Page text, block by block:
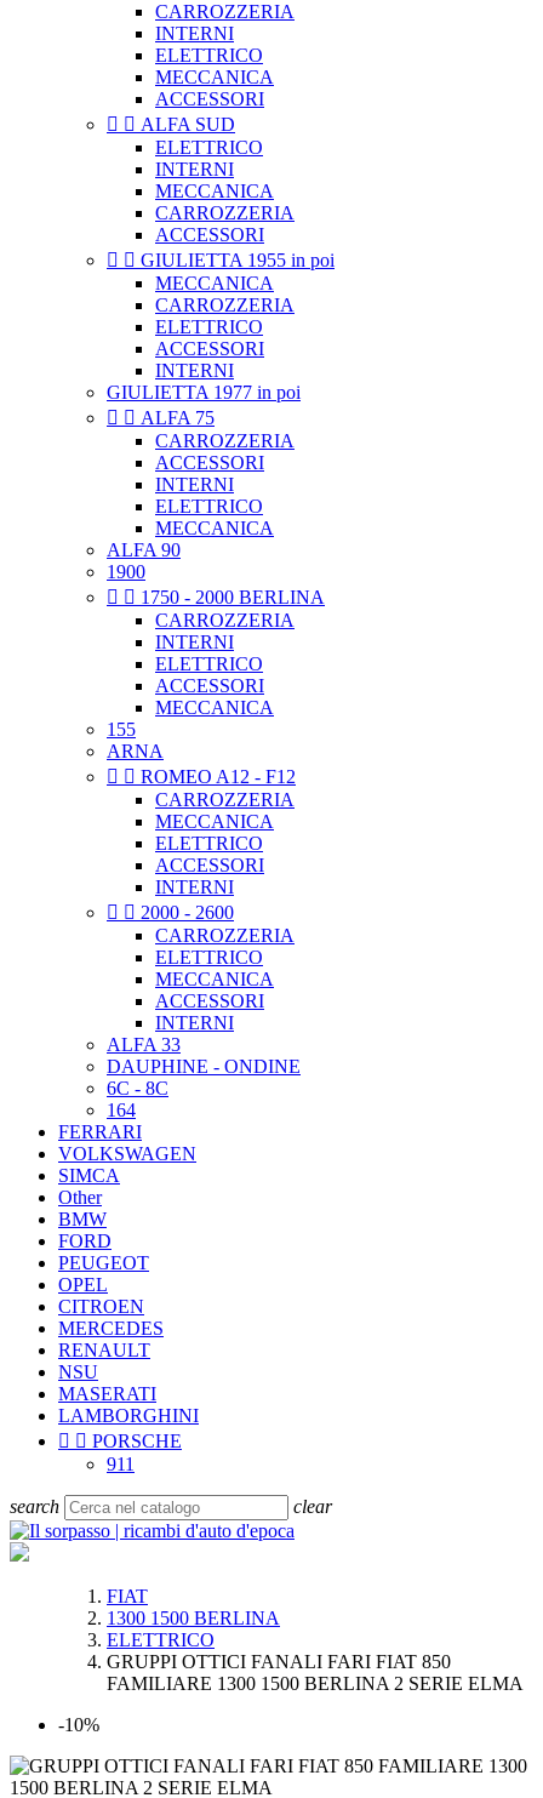
CARROZZERIA
INTERNI
ELETTRICO
MECCANICA
ACCESSORI
  ALFA SUD
ELETTRICO
INTERNI
MECCANICA
CARROZZERIA
ACCESSORI
  GIULIETTA 1955 in poi
MECCANICA
CARROZZERIA
ELETTRICO
ACCESSORI
INTERNI
GIULIETTA 1977 in poi
  ALFA 75
CARROZZERIA
ACCESSORI
INTERNI
ELETTRICO
MECCANICA
ALFA 90
1900
  1750 - 2000 BERLINA
CARROZZERIA
INTERNI
ELETTRICO
ACCESSORI
MECCANICA
155
ARNA
  ROMEO A12 - F12
CARROZZERIA
MECCANICA
ELETTRICO
ACCESSORI
INTERNI
  2000 - 2600
CARROZZERIA
ELETTRICO
MECCANICA
ACCESSORI
INTERNI
ALFA 33
DAUPHINE - ONDINE
6C - 8C
164
FERRARI
VOLKSWAGEN
SIMCA
Other
BMW
FORD
PEUGEOT
OPEL
CITROEN
MERCEDES
RENAULT
NSU
MASERATI
LAMBORGHINI
  PORSCHE
911
search clear
FIAT
1300 1500 BERLINA
ELETTRICO
GRUPPI OTTICI FANALI FARI FIAT 850
FAMILIARE 1300 1500 BERLINA 2 SERIE ELMA
-10%